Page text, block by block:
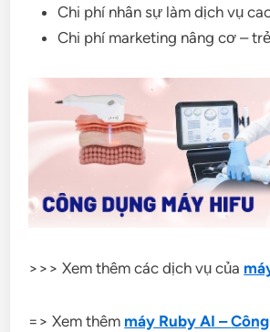
Chi phí nhân sự làm dịch vụ
Chi phí marketing nâng cơ –
>>> Xem thêm các dịch vụ của
=> Xem thêm máy Ruby AI –Công